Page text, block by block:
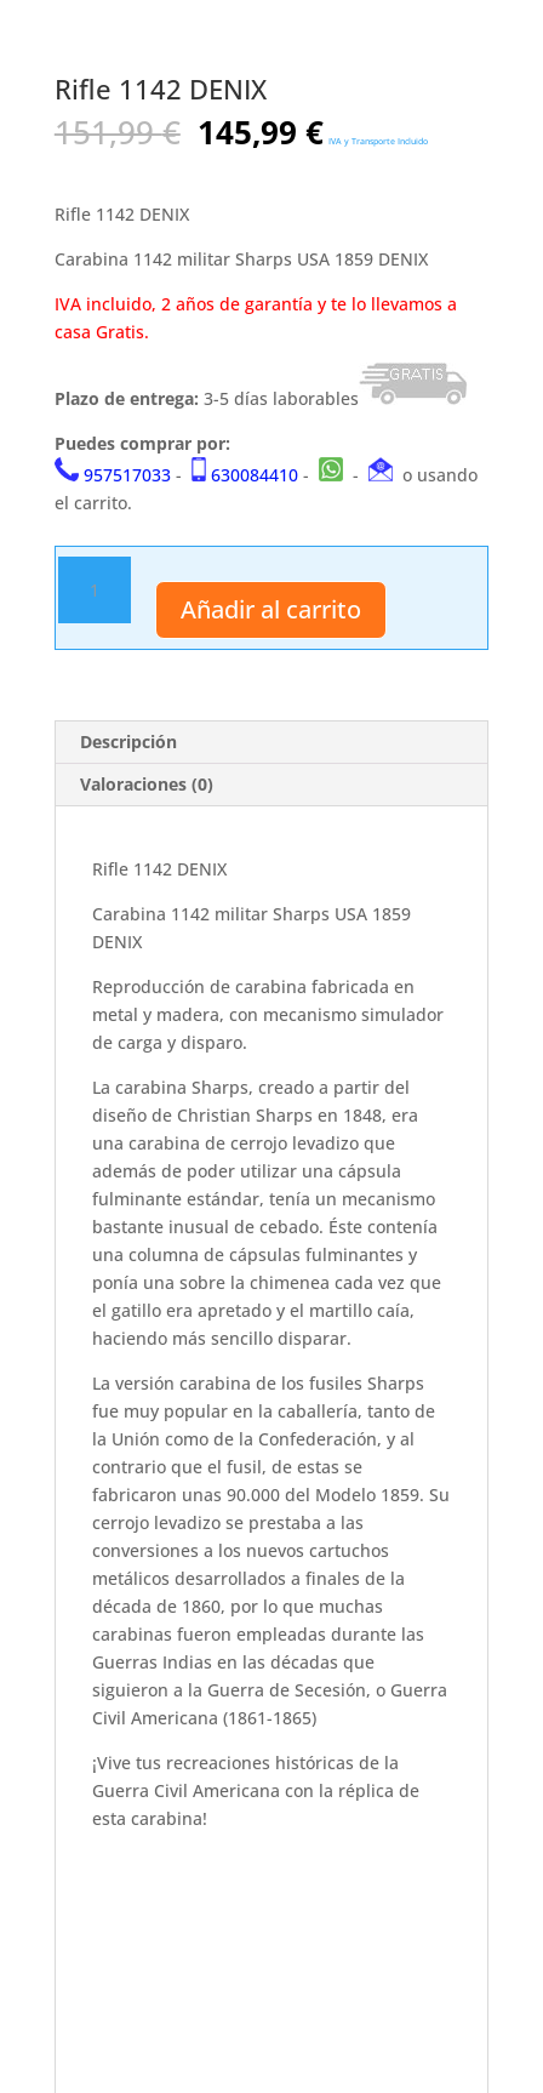
Rifle 1142 DENIX
151,99€ El
precio
151,99 €.
145,99 €El
precio
145,99 €.
IVA y Transporte Incluido
Rifle 1142 DENIX
Carabina 1142 militar Sharps USA 1859 DENIX
IVA incluido, 2 años de garantía y te lo llevamos a
casa Gratis.
Plazo de entrega: 3-5 días laborables
Puedes comprar por:
957517033- 630084410- -
o usando
el carrito.
1142
DENIX
cantidad
Añadir al carrito
Descripción
Valoraciones (0)
Rifle 1142 DENIX
Carabina 1142 militar Sharps USA 1859
DENIX
Reproducción de carabina fabricada en
metal y madera, con mecanismo simulador
de carga y disparo.
La carabina Sharps, creado a partir del
diseño de Christian Sharps en 1848, era
una carabina de cerrojo levadizo que
además de poder utilizar una cápsula
fulminante estándar, tenía un mecanismo
bastante inusual de cebado. Éste contenía
una columna de cápsulas fulminantes y
ponía una sobre la chimenea cada vez que
el gatillo era apretado y el martillo caía,
haciendo más sencillo disparar.
La versión carabina de los fusiles Sharps
fue muy popular en la caballería, tanto de
la Unión como de la Confederación, y al
contrario que el fusil, de estas se
fabricaron unas 90.000 del Modelo 1859. Su
cerrojo levadizo se prestaba a las
conversiones a los nuevos cartuchos
metálicos desarrollados a finales de la
década de 1860, por lo que muchas
carabinas fueron empleadas durante las
Guerras Indias en las décadas que
siguieron a la Guerra de Secesión, o Guerra
Civil Americana (1861-1865)
¡Vive tus recreaciones históricas de la
Guerra Civil Americana con la réplica de
esta carabina!